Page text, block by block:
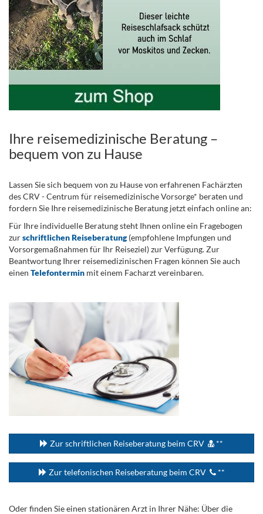
Ihre reisemedizinische Beratung –
bequem von zu Hause
Lassen Sie sich bequem von zu Hause von erfahrenen Fachärzten
des CRV - Centrum für reisemedizinische Vorsorge* beraten und
fordern Sie Ihre reisemedizinische Beratung jetzt einfach online an:
Für Ihre individuelle Beratung steht Ihnen online ein Fragebogen
zurschriftlichen Reiseberatung(empfohlene Impfungen und
Vorsorgemaßnahmen für Ihr Reiseziel) zur Verfügung. Zur
Beantwortung Ihrer reisemedizinischen Fragen können Sie auch
einen Telefontermin mit einem Facharzt vereinbaren.
Zur schriftlichen Reiseberatung beim CRV **
Zur telefonischen Reiseberatung beim CRV **
Oder finden Sie einen stationären Arzt in Ihrer Nähe: Über die